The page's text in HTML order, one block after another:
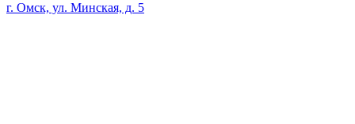
г. Омск, ул. Минская, д. 5